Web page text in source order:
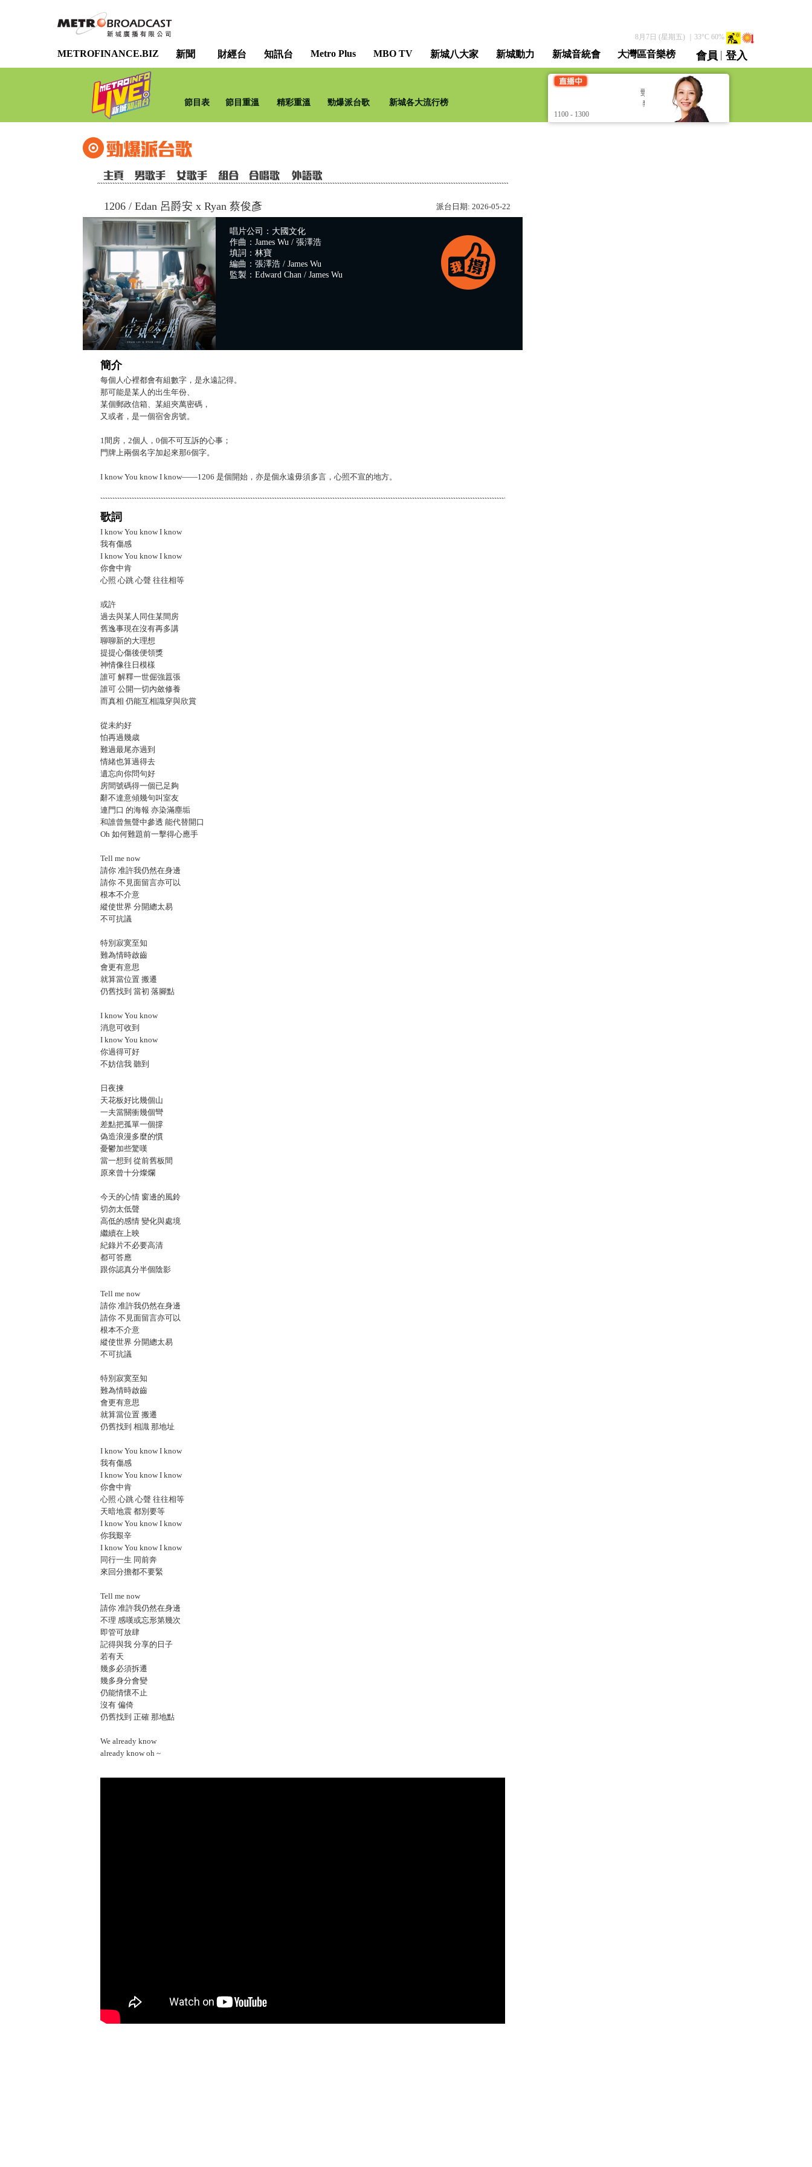
8月7日 (星期五)｜ 33°C 60%
METROFINANCE.BIZ 新聞 財經台 知訊台 Metro Plus MBO TV 新城八大家 新城動力 新城音統會 大灣區音樂榜 會員 | 登入
直播 / 重溫
節目表 節目重溫 精彩重溫 勁爆派台歌 新城各大流行榜
勁爆樂勢力 [Hit Power]
黎莉 黎莉
1100 - 1300
1206 / Edan 呂爵安 x Ryan 蔡俊彥 派台日期: 2026-05-22
唱片公司：大國文化
作曲：James Wu / 張澤浩
填詞：林寶
編曲：張澤浩 / James Wu
監製：Edward Chan / James Wu
簡介
每個人心裡都會有組數字，是永遠記得。
那可能是某人的出生年份、
某個郵政信箱、某組夾萬密碼，
又或者，是一個宿舍房號。
1間房，2個人，0個不可互訴的心事；
門牌上兩個名字加起來那6個字。
I know You know I know——1206 是個開始，亦是個永遠毋須多言，心照不宣的地方。
歌詞
I know You know I know
我有傷感
I know You know I know
你會中肯
心照 心跳 心聲 往往相等
或許
過去與某人同住某間房
舊逸事現在沒有再多講
聊聊新的大理想
提提心傷後便領獎
神情像往日模樣
誰可 解釋一世倔強囂張
誰可 公開一切內斂修養
而真相 仍能互相識穿與欣賞
從未約好
怕再過幾歳
難過最尾亦過到
情緒也算過得去
遺忘向你問句好
房間號碼得一個已足夠
辭不達意傾幾句叫室友
連門口 的海報 亦染滿塵垢
和誰曾無聲中參透 能代替開口
Oh 如何難題前一擊得心應手
Tell me now
請你 准許我仍然在身邊
請你 不見面留言亦可以
根本不介意
縱使世界 分開總太易
不可抗議
特別寂寞至知
難為情時啟齒
會更有意思
就算當位置 搬遷
仍舊找到 當初 落腳點
I know You know
消息可收到
I know You know
你過得可好
不妨信我 聽到
日夜揀
天花板好比幾個山
一夫當關衝幾個彎
差點把孤單一個撐
偽造浪漫多麼的慣
憂鬱加些驚嘆
當一想到 從前舊板間
原來曾十分燦爛
今天的心情 窗邊的風鈴
切勿太低聲
高低的感情 變化與處境
繼續在上映
紀錄片不必要高清
都可答應
跟你認真分半個陰影
Tell me now
請你 准許我仍然在身邊
請你 不見面留言亦可以
根本不介意
縱使世界 分開總太易
不可抗議
特別寂寞至知
難為情時啟齒
會更有意思
就算當位置 搬遷
仍舊找到 相識 那地址
I know You know I know
我有傷感
I know You know I know
你會中肯
心照 心跳 心聲 往往相等
天暗地震 都別要等
I know You know I know
你我艱辛
I know You know I know
同行一生 同前奔
來回分擔都不要緊
Tell me now
請你 准許我仍然在身邊
不理 感嘆或忘形第幾次
即管可放肆
記得與我 分享的日子
若有天
幾多必須拆遷
幾多身分會變
仍能情懷不止
沒有 偏倚
仍舊找到 正確 那地點
We already know
already know oh ~